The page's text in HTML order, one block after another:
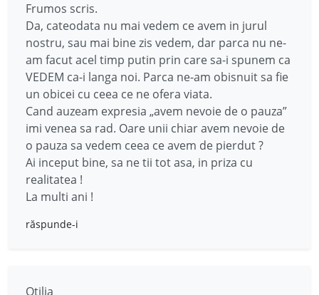
Frumos scris.
Da, cateodata nu mai vedem ce avem in jurul
nostru, sau mai bine zis vedem, dar parca nu ne-
am facut acel timp putin prin care sa-i spunem ca
VEDEM ca-i langa noi. Parca ne-am obisnuit sa fie
un obicei cu ceea ce ne ofera viata.
Cand auzeam expresia „avem nevoie de o pauza”
imi venea sa rad. Oare unii chiar avem nevoie de
o pauza sa vedem ceea ce avem de pierdut ?
Ai inceput bine, sa ne tii tot asa, in priza cu
realitatea !
La multi ani !
răspunde-i
Otilia